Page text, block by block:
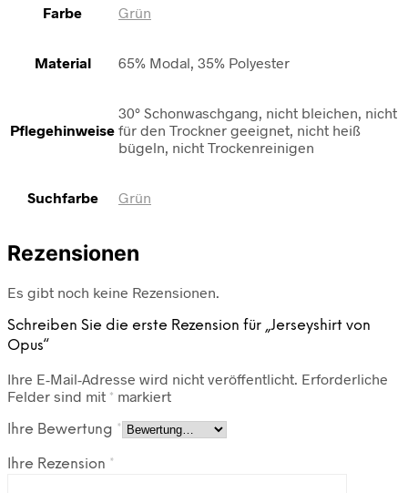
Farbe Grün
Material 65% Modal, 35% Polyester
Pflegehinweise
30° Schonwaschgang, nicht bleichen, nicht
für den Trockner geeignet, nicht heiß
bügeln, nicht Trockenreinigen
Suchfarbe Grün
Rezensionen
Es gibt noch keine Rezensionen.
Schreiben Sie die erste Rezension für „Jerseyshirt von
Opus“
Ihre E-Mail-Adresse wird nicht veröffentlicht. Erforderliche
Felder sind mit * markiert
Ihre Bewertung *
Ihre Rezension *